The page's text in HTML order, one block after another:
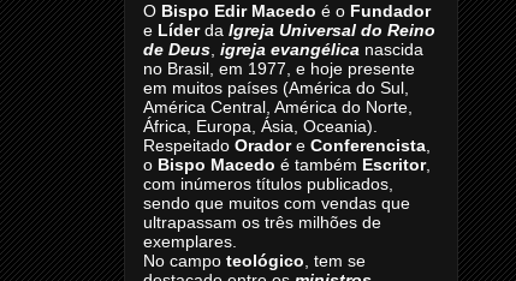
O Bispo Edir Macedo é o Fundador
e Líderda Igreja Universal do Reino
de Deus, igreja evangélica nascida
no Brasil, em 1977, e hoje presente
em muitos países (América do Sul,
América Central, América do Norte,
África, Europa, Ásia, Oceania).
Respeitado Oradore Conferencista,
o Bispo Macedo é também Escritor,
com inúmeros títulos publicados,
sendo que muitos com vendas que
ultrapassam os três milhões de
exemplares.
No campo teológico, tem se